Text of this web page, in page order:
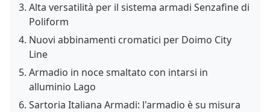
Alta versatilità per il sistema armadi Senzafine di
Poliform
Nuovi abbinamenti cromatici per Doimo City
Line
Armadio in noce smaltato con intarsi in
alluminio Lago
Sartoria Italiana Armadi: l'armadio è su misura